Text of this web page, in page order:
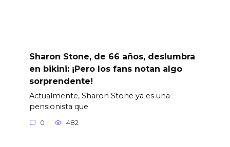
Sharon Stone, de 66 años, deslumbra
en bikini: ¡Pero los fans notan algo
sorprendente!
Actualmente, Sharon Stone ya es una
pensionista que
0 482